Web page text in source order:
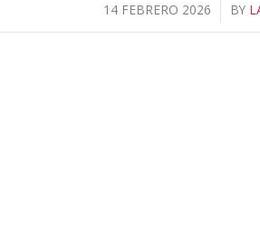
14 FEBRERO 2026
/ BY